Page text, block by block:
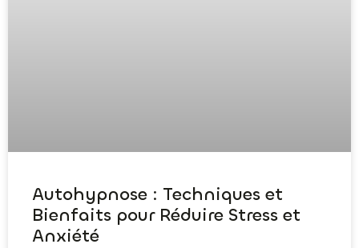
Autohypnose : Techniques et
Bienfaits pour Réduire Stress et
Anxiété